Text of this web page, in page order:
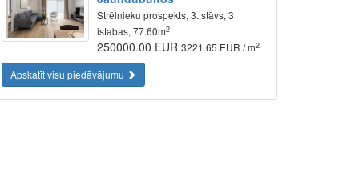
Strēlnieku prospekts, 3. stāvs, 3
istabas, 77.60m2
250000.00 EUR3221.65 EUR / m2
Apskatīt visu piedāvājumu